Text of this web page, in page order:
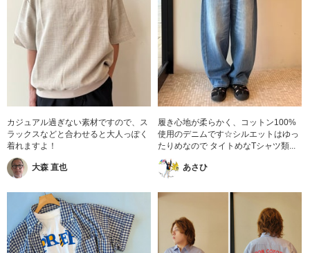
カジュアル過ぎない素材ですので、ス
ラックスなどと合わせると大人っぽく
着れますよ！
大森 直也
履き心地が柔らかく、コットン100%
使用のデニムです☆シルエットはゆっ
たりめなので タイトめなTシャツ類...
あさひ